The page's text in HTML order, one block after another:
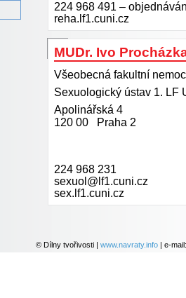
224 968 491 –
reha.lf1.cuni.cz
MUDr. Ivo
Všeobecná fakultní
Sexuologický ústav 1. LF
Apolinářská 4
120 00 Praha 2
224 968 231
sexuol@lf1.cuni.cz
sex.lf1.cuni.cz
© Dílny tvořivosti |www.navraty.info | e-